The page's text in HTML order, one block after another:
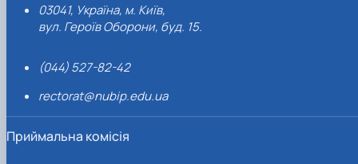
03041, Україна, м. Київ,
вул. Героїв Оборони, буд. 15.
(044) 527-82-42
rectorat@nubip.edu.ua
Приймальна комісія